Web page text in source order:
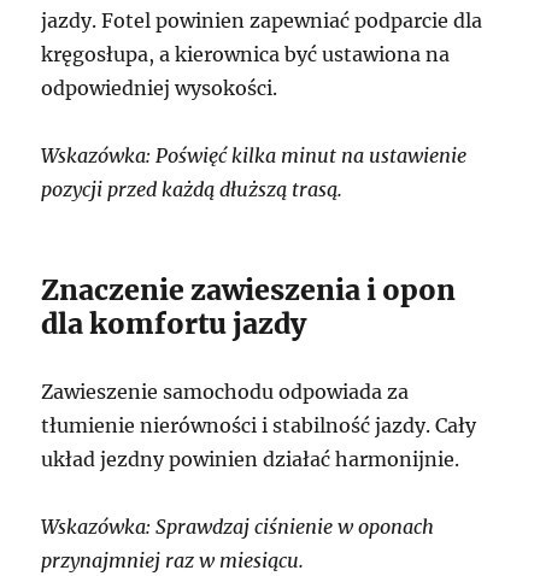
jazdy. Fotel powinien zapewniać podparcie dla
kręgosłupa, a kierownica być ustawiona na
odpowiedniej wysokości.
Wskazówka: Poświęć kilka minut na ustawienie
pozycji przed każdą dłuższą trasą.
Znaczenie zawieszenia i opon
dla komfortu jazdy
Zawieszenie samochodu odpowiada za
tłumienie nierówności i stabilność jazdy. Cały
układ jezdny powinien działać harmonijnie.
Wskazówka: Sprawdzaj ciśnienie w oponach
przynajmniej raz w miesiącu.